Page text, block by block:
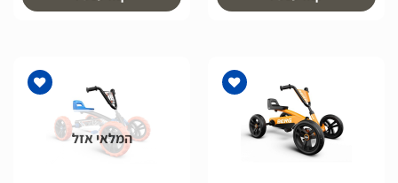
המלאי אזל